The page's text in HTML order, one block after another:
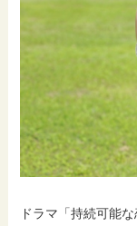
ドラマ「持続可能